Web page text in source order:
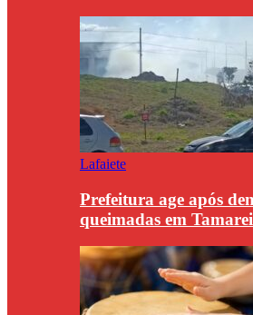
Lafaiete
Prefeitura age após
queimadas em